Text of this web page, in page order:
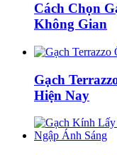
Cách Chọn
Không Gian
Gạch
Hiện Nay